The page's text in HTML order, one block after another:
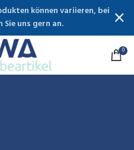
0
können variieren, bei
Sie uns gern an.